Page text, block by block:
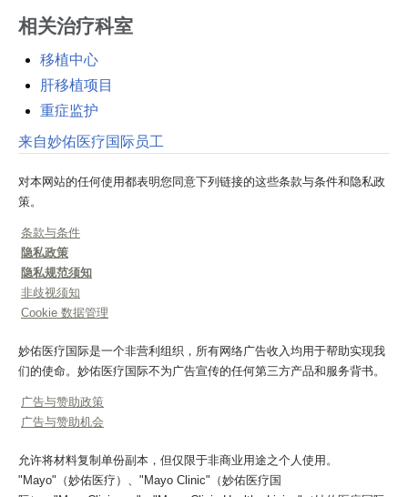
相关治疗科室
移植中心
肝移植项目
重症监护
来自妙佑医疗国际员工
对本网站的任何使用都表明您同意下列链接的这些条款与条件和隐私政
策。
条款与条件
隐私政策
隐私规范须知
非歧视须知
Cookie 数据管理
妙佑医疗国际是一个非营利组织，所有网络广告收入均用于帮助实现我
们的使命。妙佑医疗国际不为广告宣传的任何第三方产品和服务背书。
广告与赞助政策
广告与赞助机会
允许将材料复制单份副本，但仅限于非商业用途之个人使用。
"Mayo"（妙佑医疗）、"Mayo Clinic"（妙佑医疗国